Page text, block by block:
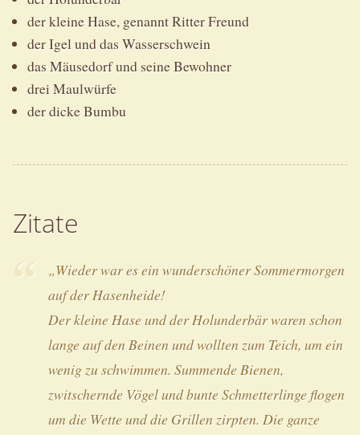
der kleine Hase, genannt Ritter Freund
der Igel und das Wasserschwein
das Mäusedorf und seine Bewohner
drei Maulwürfe
der dicke Bumbu
Zitate
„Wieder war es ein wunderschöner Sommermorgen
auf der Hasenheide!
Der kleine Hase und der Holunderbär waren schon
lange auf den Beinen und wollten zum Teich, um ein
wenig zu schwimmen. Summende Bienen,
zwitschernde Vögel und bunte Schmetterlinge flogen
um die Wette und die Grillen zirpten. Die ganze